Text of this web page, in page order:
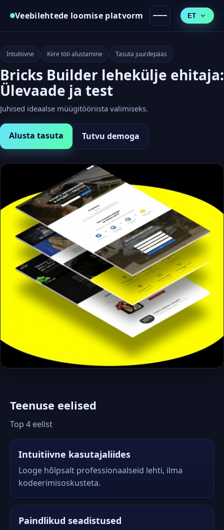
Veebilehtede loomise platvorm ET
Intuitiivne Kiire töö alustamine Tasuta juurdepääs
Bricks Builder lehekülje ehitaja:
Ülevaade ja test
Juhised ideaalse müügitööriista valimiseks.
Alusta tasuta Tutvu demoga
Teenuse eelised
Top 4 eelist
Intuitiivne kasutajaliides
Looge hõlpsalt professionaalseid lehti, ilma
kodeerimisoskusteta.
Paindlikud seadistused